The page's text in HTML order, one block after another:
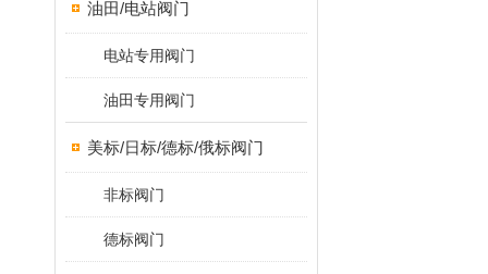
油田/电站阀门
电站专用阀门
油田专用阀门
美标/日标/德标/俄标阀门
非标阀门
德标阀门